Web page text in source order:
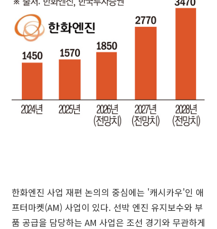
한화엔진 사업 재편 논의의 중심에는 '캐시카우'인 애
프터마켓(AM) 사업이 있다. 선박 엔진 유지보수와 부
품 공급을 담당하는 AM 사업은 조선 경기와 무관하게